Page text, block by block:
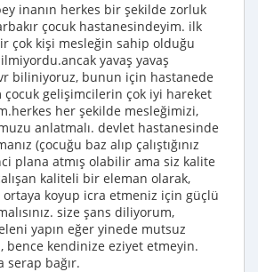
inanın herkes bir şekilde zorluk
çocuk hastanesindeyim. ilk
çok kişi mesleğin sahip olduğu
yavaş yavaş
vr biliniyoruz, bunun için hastanede
çocuk gelişimcilerin çok iyi hareket
her şekilde mesleğimizi,
anlatmalı. devlet hastanesinde
(çocuğu baz alıp çalıştığınız
plana atmış olabilir ama siz kalite
kaliteli bir eleman olarak,
koyup icra etmeniz için güçlü
size şans diliyorum,
yapın eğer yinede mutsuz
bence kendinize eziyet etmeyin.
serap bağır.